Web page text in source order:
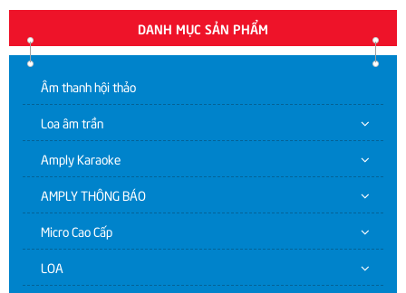
DANH MỤC SẢN PHẨM
Âm thanh hội thảo
Loa âm trần
Amply Karaoke
AMPLY THÔNG BÁO
Micro Cao Cấp
LOA